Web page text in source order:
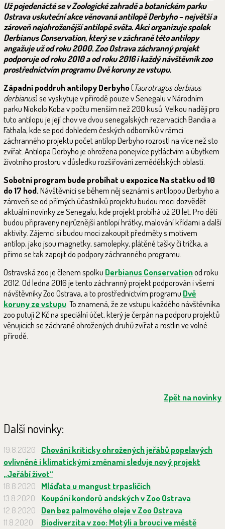
Už pojedenácté se v Zoologické zahradě a botanickém parku
Ostrava uskuteční akce věnovaná antilopě Derbyho – největší a
zároveň nejohroženější antilopě světa. Akci organizuje spolek
Derbianus Conservation, který se v záchraně této antilopy
angažuje už od roku 2000. Zoo Ostrava záchranný projekt
podporuje od roku 2010 a od roku 2016 i každý návštěvník zoo
prostřednictvím programu Dvě koruny ze vstupu.
Západní poddruh antilopy Derbyho(Taurotragus derbiaus
derbianus) se vyskytuje v přírodě pouze v Senegalu v Národním
parku Niokolo Koba v počtu menším než 200 kusů. Velkou nadějí pro
tuto antilopu je její chov ve dvou senegalských rezervacích Bandia a
Fathala, kde se pod dohledem českých odborníků v rámci
záchranného projektu počet antilop Derbyho rozrostl na více než sto
zvířat. Antilopa Derbyho je ohrožena ponejvíce pytláctvím a úbytkem
životního prostoru v důsledku rozšiřování zemědělských oblastí.
Sobotní program bude probíhat u expozice Na statku od 10
do 17 hod.Návštěvníci se během něj seznámí s antilopou Derbyho a
zároveň se od přímých účastníků projektu budou moci dozvědět
aktuální novinky ze Senegalu, kde projekt probíhá už 20 let. Pro děti
budou připraveny nejrůznější antilopí hrátky, malování křídami a další
aktivity. Zájemci si budou moci zakoupit předměty s motivem
antilop, jako jsou magnetky, samolepky, plátěné tašky či trička, a
přímo se tak zapojit do podpory záchranného programu.
Ostravská zoo je členem spolku Derbianus Conservationod roku
2012. Od ledna 2016 je tento záchranný projekt podporován i všemi
návštěvníky Zoo Ostrava, a to prostřednictvím programu Dvě
koruny ze vstupu. To znamená, že ze vstupu každého návštěvníka
zoo putují 2 Kč na speciální účet, který je čerpán na podporu projektů
věnujících se záchraně ohrožených druhů zvířat a rostlin ve volné
přírodě.
Zpět na novinky
Další novinky:
19.8.2020
Chování kriticky ohrožených jeřábů popelavých
ovlivněné i klimatickými změnami sleduje nový projekt
„Jeřábí život“
18.8.2020
Mláďata u mangust trpasličích
13.8.2020
Koupání kondorů andských v Zoo Ostrava
12.8.2020
Den bez palmového oleje v Zoo Ostrava
11.8.2020
Biodiverzita v zoo: Motýli a brouci ve městě